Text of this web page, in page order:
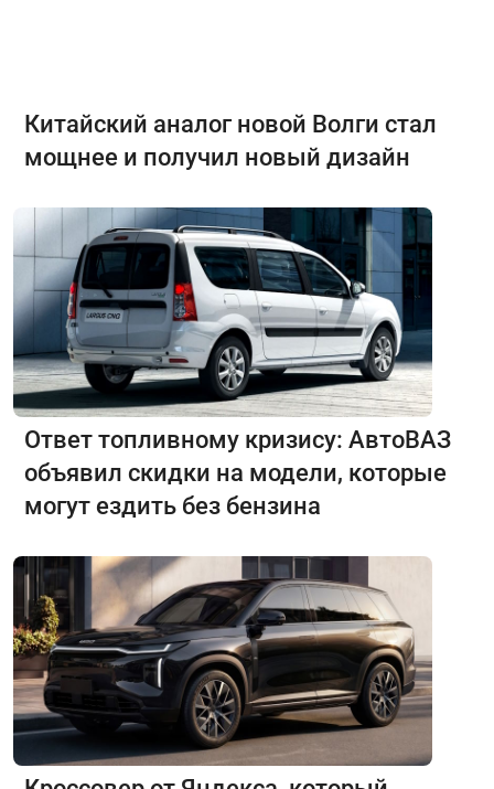
Китайский аналог новой Волги стал
мощнее и получил новый дизайн
Ответ топливному кризису: АвтоВАЗ
объявил скидки на модели, которые
могут ездить без бензина